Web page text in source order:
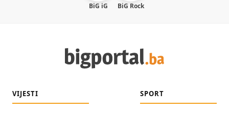
BiG iG BiG Rock
VIJESTI SPORT